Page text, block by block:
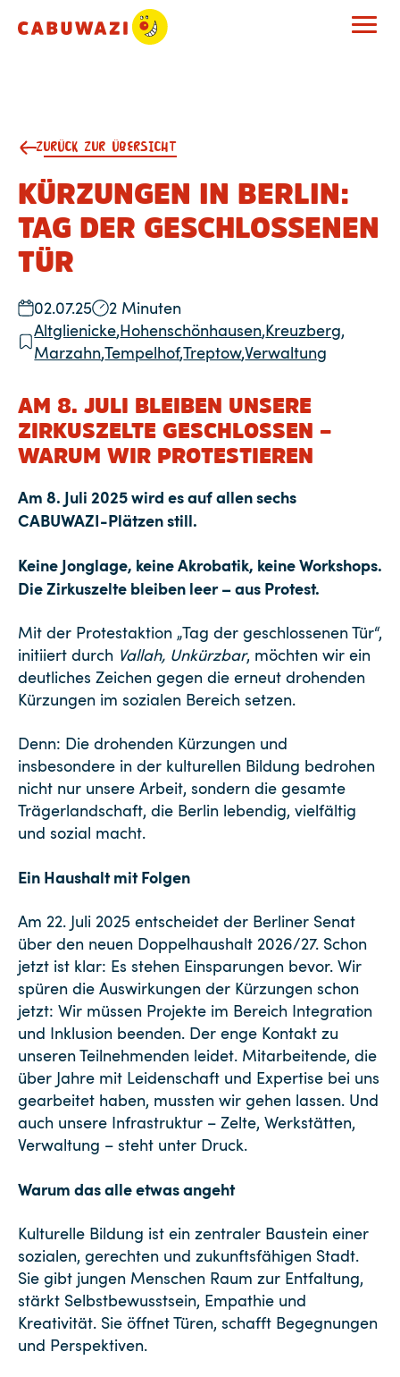
ZURÜCK ZUR ÜBERSICHT
KÜRZUNGEN IN BERLIN:
TAG DER GESCHLOSSENEN
TÜR
02.07.25
2 Minuten
Altglienicke,Hohenschönhausen,Kreuzberg,
Marzahn,Tempelhof,Treptow,Verwaltung
AM 8. JULI BLEIBEN UNSERE
ZIRKUSZELTE GESCHLOSSEN –
WARUM WIR PROTESTIEREN
Am 8. Juli 2025 wird es auf allen sechs
CABUWAZI-Plätzen still.
Keine Jonglage, keine Akrobatik, keine Workshops.
Die Zirkuszelte bleiben leer – aus Protest.
Mit der Protestaktion „Tag der geschlossenen Tür“,
initiiert durch Vallah, Unkürzbar, möchten wir ein
deutliches Zeichen gegen die erneut drohenden
Kürzungen im sozialen Bereich setzen.
Denn: Die drohenden Kürzungen und
insbesondere in der kulturellen Bildung bedrohen
nicht nur unsere Arbeit, sondern die gesamte
Trägerlandschaft, die Berlin lebendig, vielfältig
und sozial macht.
Ein Haushalt mit Folgen
Am 22. Juli 2025 entscheidet der Berliner Senat
über den neuen Doppelhaushalt 2026/27. Schon
jetzt ist klar: Es stehen Einsparungen bevor. Wir
spüren die Auswirkungen der Kürzungen schon
jetzt: Wir müssen Projekte im Bereich Integration
und Inklusion beenden. Der enge Kontakt zu
unseren Teilnehmenden leidet. Mitarbeitende, die
über Jahre mit Leidenschaft und Expertise bei uns
gearbeitet haben, mussten wir gehen lassen. Und
auch unsere Infrastruktur – Zelte, Werkstätten,
Verwaltung – steht unter Druck.
Warum das alle etwas angeht
Kulturelle Bildung ist ein zentraler Baustein einer
sozialen, gerechten und zukunftsfähigen Stadt.
Sie gibt jungen Menschen Raum zur Entfaltung,
stärkt Selbstbewusstsein, Empathie und
Kreativität. Sie öffnet Türen, schafft Begegnungen
und Perspektiven.